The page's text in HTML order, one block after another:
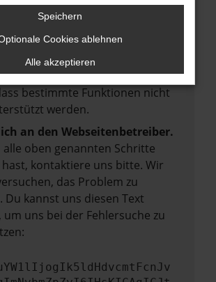
dass dein Browser und dein
auf dem neuesten Stand
Software birgt nicht nur ein
sondern kann auch dazu
bestimmte Funktionen nicht
werden.
an den Webseitenbetreiber.
alle oben genannten Schritte
kontaktiere uns bitte. Wir
das Problem zu
Du kannst uns diesen Text
um uns bei der Fehlersuche zu
Speichern
Cookies ablehnen
Alle akzeptieren